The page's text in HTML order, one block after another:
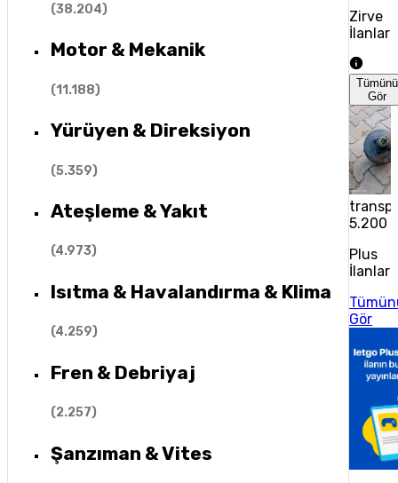
(38.204)
Motor & Mekanik
(11.188)
Yürüyen & Direksiyon
(5.359)
Ateşleme & Yakıt
(4.973)
Isıtma & Havalandırma & Klima
(4.259)
Fren & Debriyaj
(2.257)
Şanzıman & Vites
Zirve
İlanlar
Tümünü
Gör
5.200
Plus
İlanlar
Gör